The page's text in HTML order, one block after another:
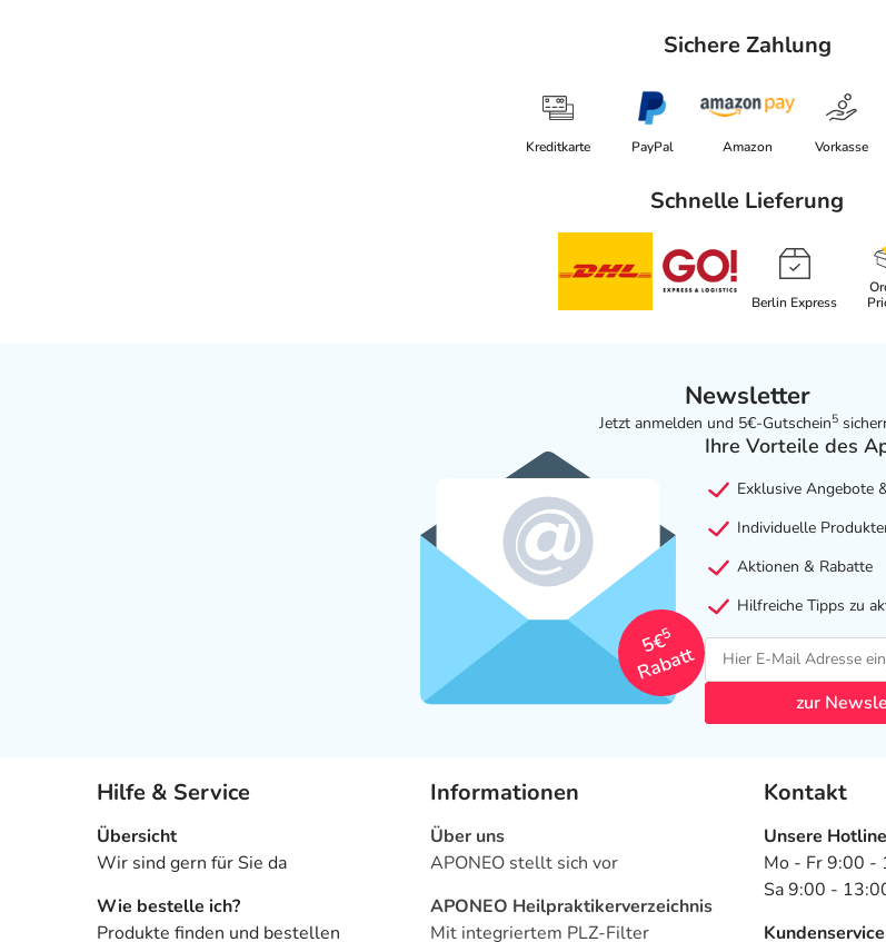
Sichere Zahlung
Kreditkarte PayPal Amazon Vorkasse
Schnelle Lieferung
Berlin Express
Newsletter
Jetzt anmelden und 5€-Gutschein5
5€
5
Rabatt
Ihre Vorteile des
Exklusive Angebote
Individuelle
Aktionen & Rabatte
Hilfreiche Tipps zu
zur
Hilfe & Service
Übersicht
Wir sind gern für Sie da
Wie bestelle ich?
Produkte finden und bestellen
Informationen
Über uns
APONEO stellt sich vor
APONEO Heilpraktikerverzeichnis
Mit integriertem PLZ-Filter
Kontakt
Unsere Hotline
Mo - Fr 9:00 -
Sa 9:00 -
Kundenservice